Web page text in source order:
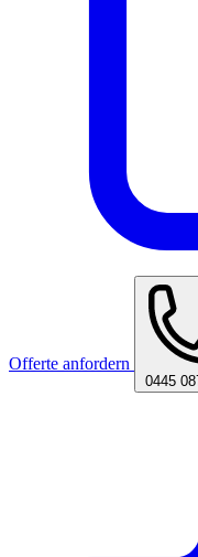
Offerte anfordern
0445